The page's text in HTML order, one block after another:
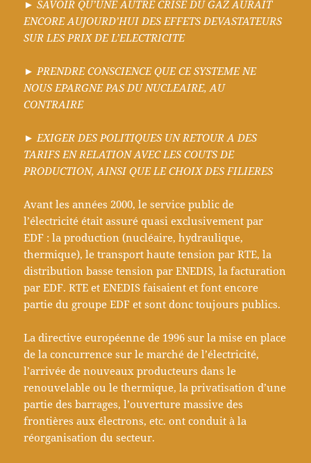
►SAVOIR QU’UNE AUTRE CRISE DU GAZ AURAIT
ENCORE AUJOURD’HUI DES EFFETS DEVASTATEURS
SUR LES PRIX DE L’ELECTRICITE
►PRENDRE CONSCIENCE QUE CE SYSTEME NE
NOUS EPARGNE PAS DU NUCLEAIRE, AU
CONTRAIRE
►EXIGER DES POLITIQUES UN RETOUR A DES
TARIFS EN RELATION AVEC LES COUTS DE
PRODUCTION, AINSI QUE LE CHOIX DES FILIERES
Avant les années 2000, le service public de
l’électricité était assuré quasi exclusivement par
EDF : la production (nucléaire, hydraulique,
thermique), le transport haute tension par RTE, la
distribution basse tension par ENEDIS, la facturation
par EDF. RTE et ENEDIS faisaient et font encore
partie du groupe EDF et sont donc toujours publics.
La directive européenne de 1996 sur la mise en place
de la concurrence sur le marché de l’électricité,
l’arrivée de nouveaux producteurs dans le
renouvelable ou le thermique, la privatisation d’une
partie des barrages, l’ouverture massive des
frontières aux électrons, etc. ont conduit à la
réorganisation du secteur.